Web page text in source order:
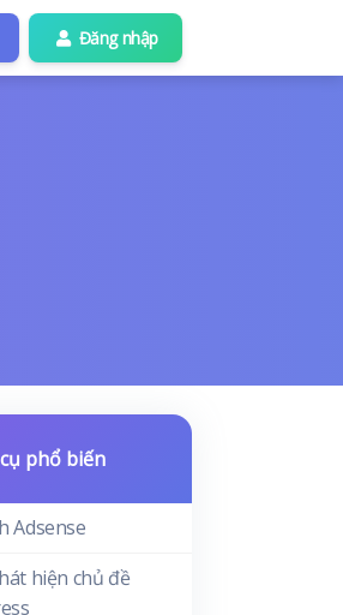
Đăng nhập
phổ biến
Adsense
hiện chủ đề